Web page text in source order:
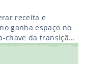
receita e
ganha espaço no
chave da transição